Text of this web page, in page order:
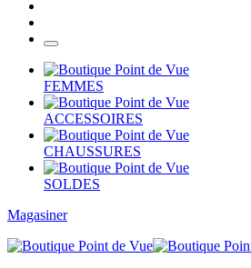
FEMMES
ACCESSOIRES
CHAUSSURES
SOLDES
Magasiner